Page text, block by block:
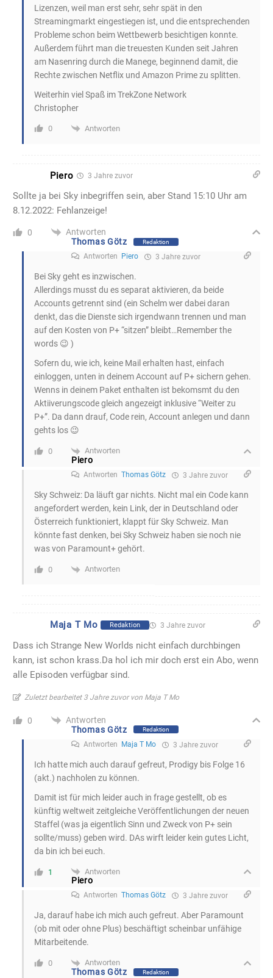
Lizenzen, weil man erst sehr, sehr spät in den
Streamingmarkt eingestiegen ist, und die entsprechenden
Probleme schon beim Wettbewerb besichtigen konnte.
Außerdem führt man die treuesten Kunden seit Jahren
am Nasenring durch die Manege, beginnend damit, die
Rechte zwischen Netflix und Amazon Prime zu splitten.
Weiterhin viel Spaß im TrekZone Network
Christopher
0 Antworten
Piero 3 Jahre zuvor
Sollte ja bei Sky inbegriffen sein, aber Stand 15:10 Uhr am
8.12.2022: Fehlanzeige!
0
Antworten
Thomas Götz
Redaktion
Antworten Piero 3 Jahre zuvor
Bei Sky geht es inzwischen.
Allerdings musst du es separat aktivieren, da beide
Accounts getrennt sind (ein Schelm wer dabei daran
denkt, das die Dienste sich irgendwann trennen und man
auf den Kosten von P+ “sitzen” bleibt…Remember the
words 😉 )
Sofern du, wie ich, keine Mail erhalten hast, einfach
einloggen, unten in deinem Account auf P+ sichern gehen.
Wenns in deinem Paket enthalten ist bekomsmt du den
Aktiiverungscode gleich angezeigt inklusive “Weiter zu
P+”. Da dann drauf, Code rein, Account anlegen und dann
gehts los 😉
0 Antworten
Piero
Antworten Thomas Götz 3 Jahre zuvor
Sky Schweiz: Da läuft gar nichts. Nicht mal ein Code kann
angefordert werden, kein Link, der in Deutschland oder
Österreich funktioniert, klappt für Sky Schweiz. Man
könnte fast denken, bei Sky Schweiz haben sie noch nie
was von Paramount+ gehört.
0 Antworten
Maja T Mo Redaktion 3 Jahre zuvor
Dass ich Strange New Worlds nicht einfach durchbingen
kann, ist schon krass.Da hol ich mir doch erst ein Abo, wenn
alle Episoden verfügbar sind.
Zuletzt bearbeitet 3 Jahre zuvor von Maja T Mo
0
Antworten
Thomas Götz
Redaktion
Antworten Maja T Mo 3 Jahre zuvor
Ich hatte mich auch darauf gefreut, Prodigy bis Folge 16
(akt.) nachholen zu können.
Damit ist für mich leider auch in frage gestellt, ob es
künftig weltweit zeitgleiche Veröffentlichungen der neuen
Staffel (was ja eigentlich Sinn und Zweck von P+ sein
sollte/muss) geben wird. DAs wirft leider kein gutes Licht,
da bin ich bei euch.
1 Antworten
Piero
Antworten Thomas Götz 3 Jahre zuvor
Ja, darauf habe ich mich auch gefreut. Aber Paramount
(ob mit oder ohne Plus) beschäftigt scheinbar unfähige
Mitarbeitende.
0 Antworten
Thomas Götz Redaktion